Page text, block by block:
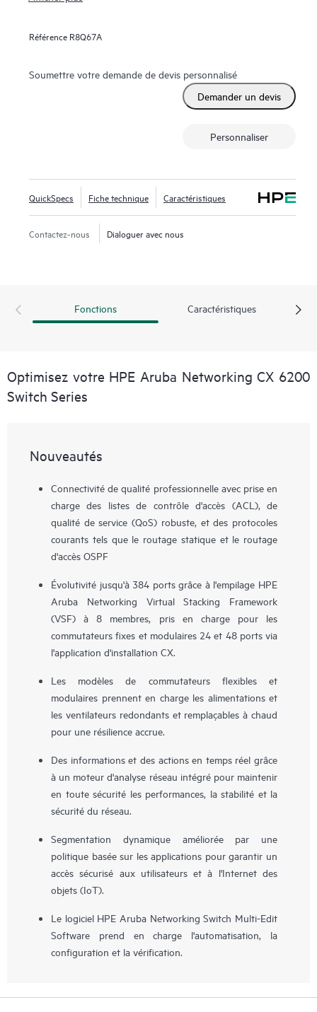
Référence R8Q67A
Soumettre votre demande de devis personnalisé
Demander un devis
Personnaliser
QuickSpecs Fiche technique Caractéristiques
Contactez-nous Dialoguer avec nous
Fonctions Caractéristiques
Optimisez votre HPE Aruba Networking CX 6200
Switch Series
Nouveautés
Connectivité de qualité professionnelle avec prise en
charge des listes de contrôle d'accès (ACL), de
qualité de service (QoS) robuste, et des protocoles
courants tels que le routage statique et le routage
d'accès OSPF
Évolutivité jusqu'à 384 ports grâce à l'empilage HPE
Aruba Networking Virtual Stacking Framework
(VSF) à 8 membres, pris en charge pour les
commutateurs fixes et modulaires 24 et 48 ports via
l'application d'installation CX.
Les modèles de commutateurs flexibles et
modulaires prennent en charge les alimentations et
les ventilateurs redondants et remplaçables à chaud
pour une résilience accrue.
Des informations et des actions en temps réel grâce
à un moteur d'analyse réseau intégré pour maintenir
en toute sécurité les performances, la stabilité et la
sécurité du réseau.
Segmentation dynamique améliorée par une
politique basée sur les applications pour garantir un
accès sécurisé aux utilisateurs et à l'Internet des
objets (IoT).
Le logiciel HPE Aruba Networking Switch Multi-Edit
Software prend en charge l'automatisation, la
configuration et la vérification.